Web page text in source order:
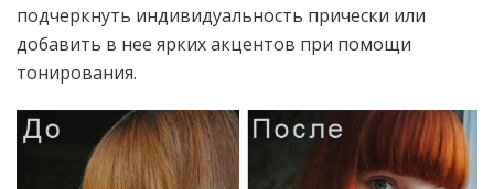
подчеркнуть индивидуальность прически или
добавить в нее ярких акцентов при помощи
тонирования.